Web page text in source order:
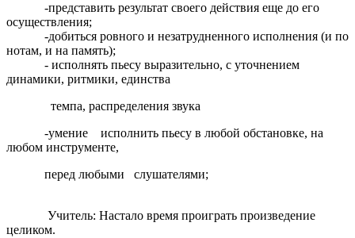
-представить результат своего действия еще до его
осуществления;
-добиться ровного и незатрудненного исполнения (и по
нотам, и на память);
- исполнять пьесу выразительно, с уточнением
динамики, ритмики, единства
темпа, распределения звука
-умение исполнить пьесу в любой обстановке, на
любом инструменте,
перед любыми слушателями;
Учитель: Настало время проиграть произведение
целиком.